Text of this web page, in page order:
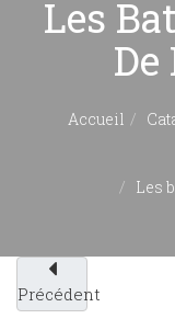
Les
De
Accueil
Les
Précédent